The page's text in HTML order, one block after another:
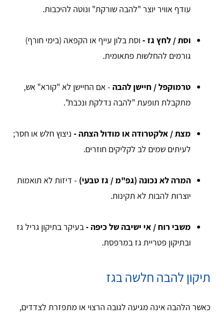
עודף אוויר יוצר "להבה שורקת" ונוטה להיכבות.
וסת / לחץ גז - וסת בלון עייף או הקפאה (בימי חורף)
גורמים להחלשות פתאומית.
טרמוקפל / חיישן להבה - אם החיישן לא "קורא" אש,
מתקבלת תופעת "להבה נדלקת ונכבת".
מצת / אלקטרודה או מודול הצתה - ניצוץ חלש או חסר;
לעיתים שמים לב לקליקים חוזרים.
המרה לא נכונה (גפ"מ / גז טבעי) - דיזות לא תואמות
יוצרות להבות לא תקינות.
משבי רוח / אי ישיבה של כיפה -בעיקר בתיקון גריל גז
ובתיקון פטריית גז במרפסת.
תיקון להבה חלשה בגז
כאשר הלהבה אינה מגיעה לגובה הרצוי או מתפזרת לצדדים,